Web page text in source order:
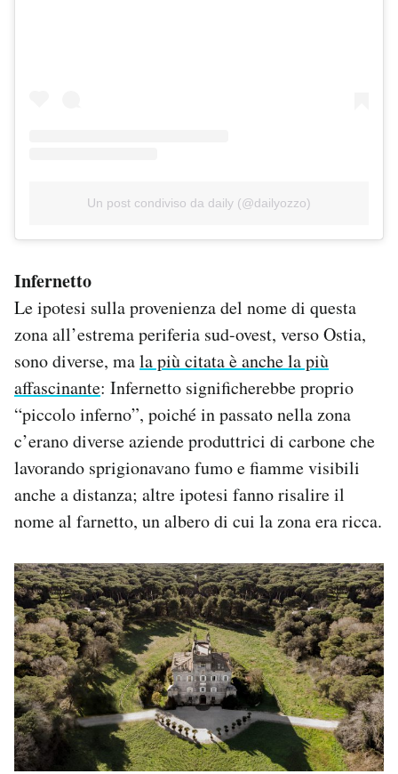
Un post condiviso da daily (@dailyozzo)
Infernetto
Le ipotesi sulla provenienza del nome di questa
zona all’estrema periferia sud-ovest, verso Ostia,
sono diverse, mala più citata è anche la più
affascinante: Infernetto significherebbe proprio
“piccolo inferno”, poiché in passato nella zona
c’erano diverse aziende produttrici di carbone che
lavorando sprigionavano fumo e fiamme visibili
anche a distanza; altre ipotesi fanno risalire il
nome al farnetto, un albero di cui la zona era ricca.